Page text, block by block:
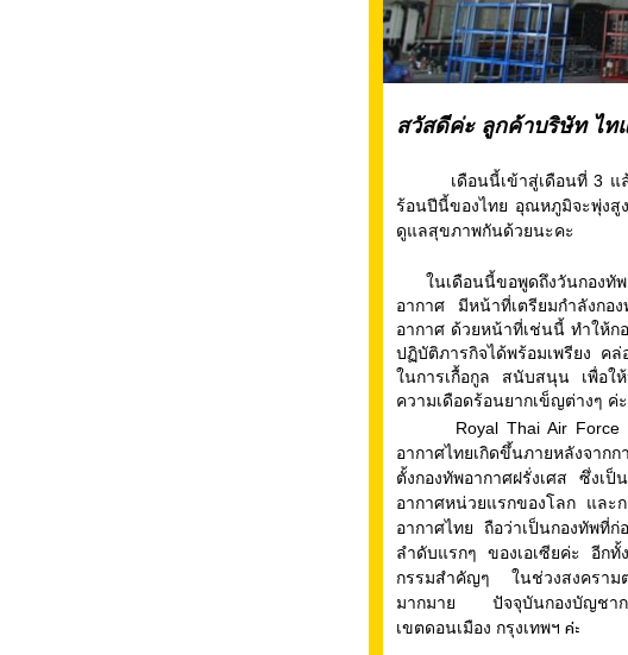
สวัสดีค่ะ ลูกค้าบริษัท ไท
เดือนนี้เข้าสู่เดือนที่ 3 แล้วน
ร้อนปีนี้ของไทย อุณหภูมิจะพุ่งสู
ดูแลสุขภาพกันด้วยนะคะ
ในเดือนนี้ขอพูดถึงวันกองทัพ
อากาศ มีหน้าที่เตรียมกำลังกอ
อากาศ ด้วยหน้าที่เช่นนี้ ทำให้ก
ปฏิบัติภารกิจได้พร้อมเพรียง ค
ในการเกื้อกูล สนับสนุน เพื่อใ
ความเดือดร้อนยากเข็ญต่างๆ ค่ะ
Royal Thai Air Force
อากาศไทยเกิดขึ้นภายหลังจากก
ตั้งกองทัพอากาศฝรั่งเศส ซึ่งเป็
อากาศหน่วยแรกของโลก และ
อากาศไทย ถือว่าเป็นกองทัพที่ก่
ลำดับแรกๆ ของเอเซียค่ะ อีกทั้
กรรมสำคัญๆ ในช่วงสงครามต่
มากมาย ปัจจุบันกองบัญชาก
เขตดอนเมือง กรุงเทพฯ ค่ะ